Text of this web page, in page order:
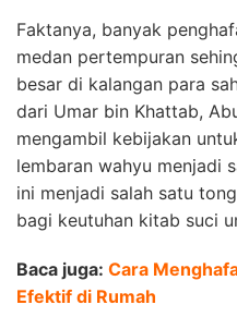
Faktanya, banyak
medan pertempuran
besar di kalangan para
dari Umar bin Khattab,
mengambil kebijakan
lembaran wahyu menjadi
ini menjadi salah satu
bagi keutuhan kitab suci
Baca juga: Cara
Efektif di Rumah